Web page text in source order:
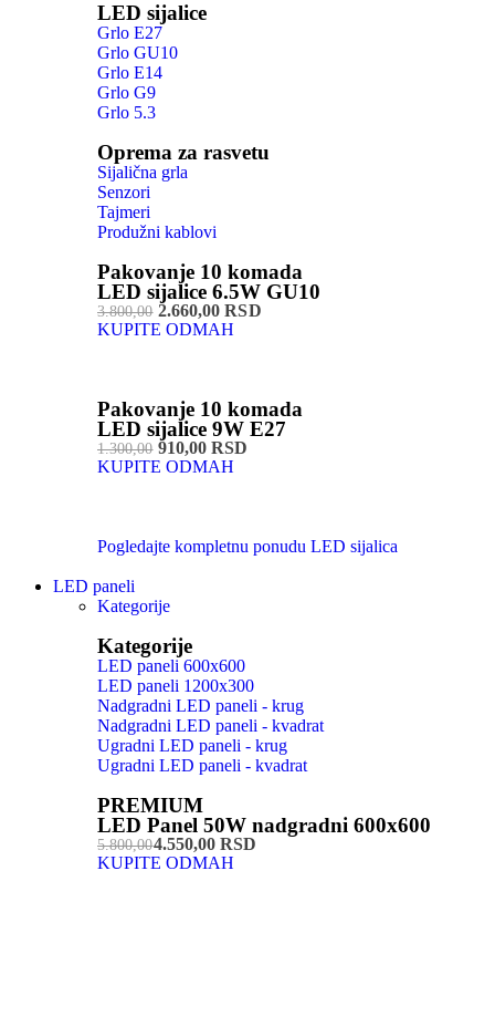
LED sijalice
Grlo E27
Grlo GU10
Grlo E14
Grlo G9
Grlo 5.3
Oprema za rasvetu
Sijalična grla
Senzori
Tajmeri
Produžni kablovi
Pakovanje 10 komada
LED sijalice 6.5W GU10
3.800,002.660,00 RSD
KUPITE ODMAH
Pakovanje 10 komada
LED sijalice 9W E27
1.300,00910,00 RSD
KUPITE ODMAH
Pogledajte kompletnu ponudu LED sijalica
LED paneli
Kategorije
Kategorije
LED paneli 600x600
LED paneli 1200x300
Nadgradni LED paneli - krug
Nadgradni LED paneli - kvadrat
Ugradni LED paneli - krug
Ugradni LED paneli - kvadrat
PREMIUM
LED Panel 50W nadgradni 600x600
5.800,004.550,00 RSD
KUPITE ODMAH